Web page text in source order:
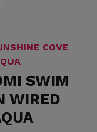
COVE
SWIM
WIRED